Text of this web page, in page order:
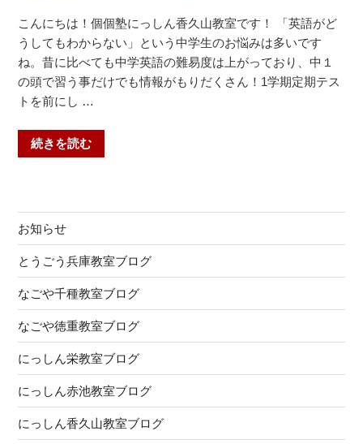
こんにちは！個個塾にっしん香久山教室です！ 「英語がど
うしてもわからない」という中学生のお悩みは多いです
ね。昔に比べても中学英語の難易度は上がっており、中１
の頭で習う事だけでも情報がもりだくさん！1学期定期テス
トを前にし …
“英
語
ま
き
の
パ
ン
と
そ
続きを読む
お知らせ
とうごう兵庫教室ブログ
なごや千種教室ブログ
なごや徳重教室ブログ
にっしん栄教室ブログ
にっしん赤池教室ブログ
にっしん香久山教室ブログ